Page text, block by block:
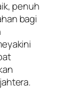
penuh
bagi